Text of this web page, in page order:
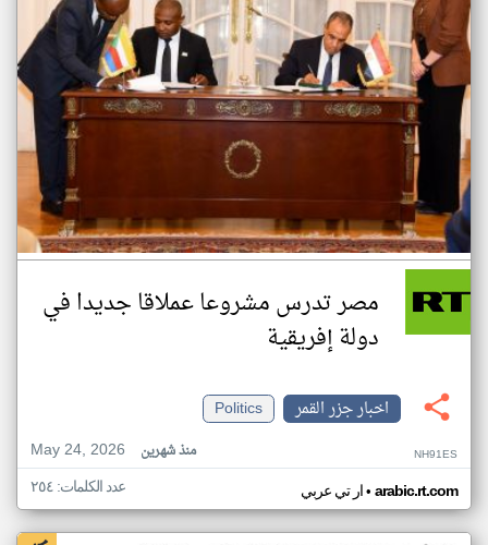
مصر تدرس مشروعا عملاقا جديدا في
دولة إفريقية
اخبار جزر القمر
Politics
May 24, 2026
منذ شهرين NH91ES
ار تي عربي• arabic.rt.com عدد الكلمات: ٢٥٤